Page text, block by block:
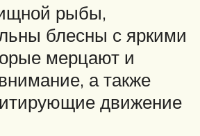
рыбы,
блесны с яркими
мерцают и
а также
движение